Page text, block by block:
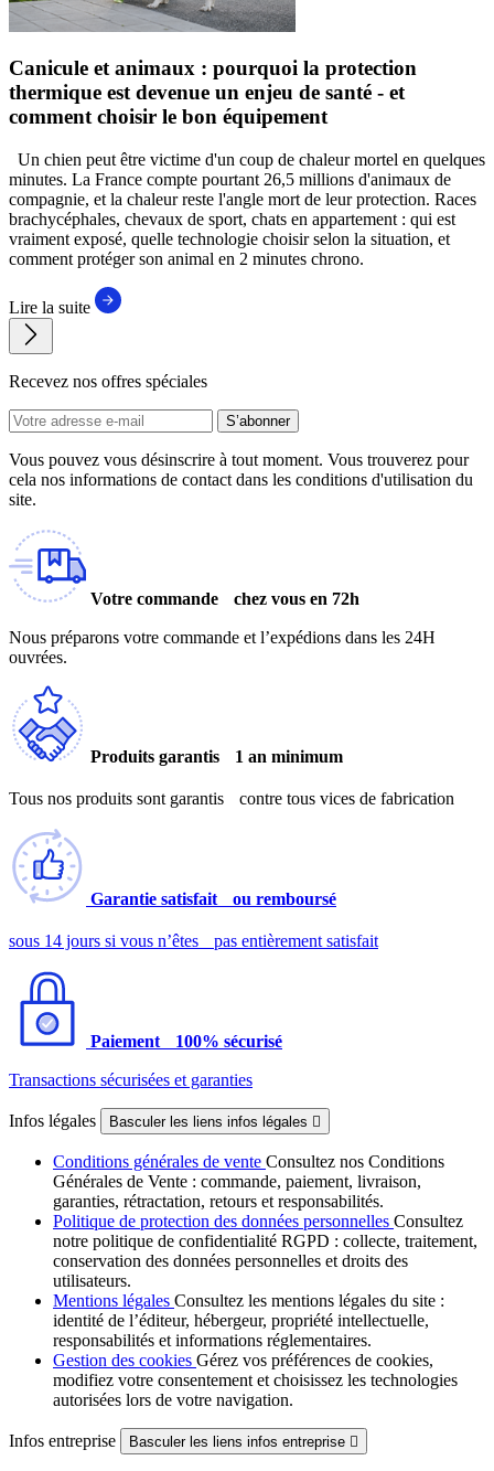
Canicule et animaux : pourquoi la protection
thermique est devenue un enjeu de santé - et
comment choisir le bon équipement
Un chien peut être victime d'un coup de chaleur mortel en quelques
minutes. La France compte pourtant 26,5 millions d'animaux de
compagnie, et la chaleur reste l'angle mort de leur protection. Races
brachycéphales, chevaux de sport, chats en appartement : qui est
vraiment exposé, quelle technologie choisir selon la situation, et
comment protéger son animal en 2 minutes chrono.
Lire la suite
Recevez nos offres spéciales
S’abonner
Vous pouvez vous désinscrire à tout moment. Vous trouverez pour
cela nos informations de contact dans les conditions d'utilisation du
site.
Votre commande chez vous en 72h
Nous préparons votre commande et l’expédions dans les 24H
ouvrées.
Produits garantis 1 an minimum
Tous nos produits sont garantis contre tous vices de fabrication
Garantie satisfait ou remboursé
sous 14 jours si vous n’êtes pas entièrement satisfait
Paiement 100% sécurisé
Transactions sécurisées et garanties
Infos légales Basculer les liens infos légales 
Conditions générales de vente Consultez nos Conditions
Générales de Vente : commande, paiement, livraison,
garanties, rétractation, retours et responsabilités.
Politique de protection des données personnelles Consultez
notre politique de confidentialité RGPD : collecte, traitement,
conservation des données personnelles et droits des
utilisateurs.
Mentions légales Consultez les mentions légales du site :
identité de l’éditeur, hébergeur, propriété intellectuelle,
responsabilités et informations réglementaires.
Gestion des cookies Gérez vos préférences de cookies,
modifiez votre consentement et choisissez les technologies
autorisées lors de votre navigation.
Infos entreprise Basculer les liens infos entreprise 